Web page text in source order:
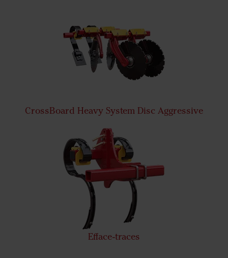
CrossBoard Heavy System Disc Aggressive
Efface-traces